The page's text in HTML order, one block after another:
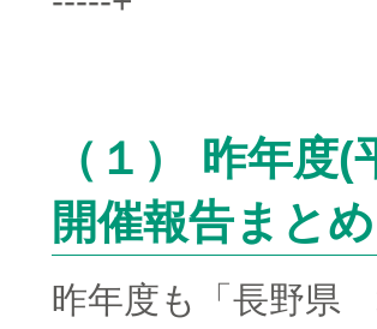
（１） 昨年度
開催報告まとめ
昨年度も「長野県